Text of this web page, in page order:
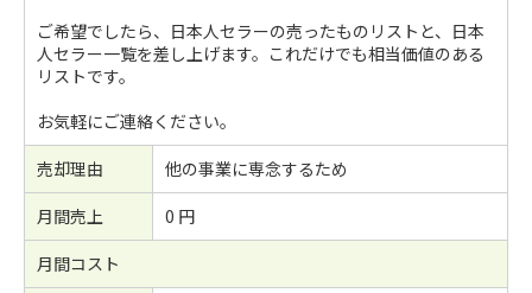
ご希望でしたら、日本人セラーの売ったものリストと、日本
人セラー一覧を差し上げます。これだけでも相当価値のある
リストです。
お気軽にご連絡ください。
売却理由
他の事業に専念するため
月間売上
0 円
月間コスト